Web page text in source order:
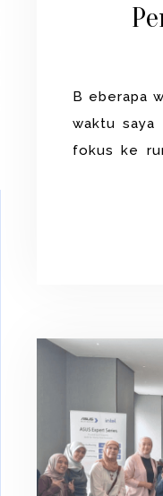
B eberapa
waktu saya
fokus ke